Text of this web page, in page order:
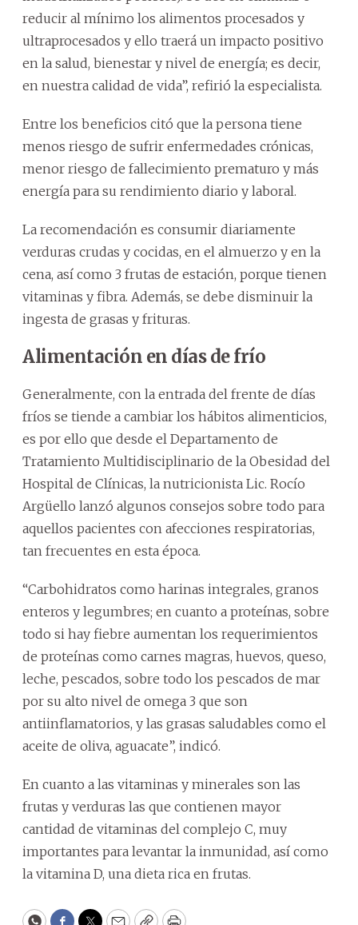
reducir al mínimo los alimentos procesados y
ultraprocesados y ello traerá un impacto positivo
en la salud, bienestar y nivel de energía; es decir,
en nuestra calidad de vida”, refirió la especialista.
Entre los beneficios citó que la persona tiene
menos riesgo de sufrir enfermedades crónicas,
menor riesgo de fallecimiento prematuro y más
energía para su rendimiento diario y laboral.
La recomendación es consumir diariamente
verduras crudas y cocidas, en el almuerzo y en la
cena, así como 3 frutas de estación, porque tienen
vitaminas y fibra. Además, se debe disminuir la
ingesta de grasas y frituras.
Alimentación en días de frío
Generalmente, con la entrada del frente de días
fríos se tiende a cambiar los hábitos alimenticios,
es por ello que desde el Departamento de
Tratamiento Multidisciplinario de la Obesidad del
Hospital de Clínicas, la nutricionista Lic. Rocío
Argüello lanzó algunos consejos sobre todo para
aquellos pacientes con afecciones respiratorias,
tan frecuentes en esta época.
“Carbohidratos como harinas integrales, granos
enteros y legumbres; en cuanto a proteínas, sobre
todo si hay fiebre aumentan los requerimientos
de proteínas como carnes magras, huevos, queso,
leche, pescados, sobre todo los pescados de mar
por su alto nivel de omega 3 que son
antiinflamatorios, y las grasas saludables como el
aceite de oliva, aguacate”, indicó.
En cuanto a las vitaminas y minerales son las
frutas y verduras las que contienen mayor
cantidad de vitaminas del complejo C, muy
importantes para levantar la inmunidad, así como
la vitamina D, una dieta rica en frutas.